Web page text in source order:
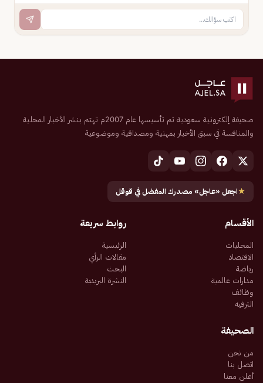
صحيفة إلكترونية سعودية تم تأسيسها عام 2007م تهتم بنشر الأخبار المحلية
والمنافسة في سبق الأخبار بمهنية ومصداقية وموضوعية
★اجعل «عاجل» مصدرك المفضل في قوقل
الأقسام
المحليات
الاقتصاد
رياضة
مدارات عالمية
وظائف
الترفيه
روابط سريعة
الرئيسية
مقالات الرأي
البحث
النشرة البريدية
الصحيفة
من نحن
اتصل بنا
أعلن معنا